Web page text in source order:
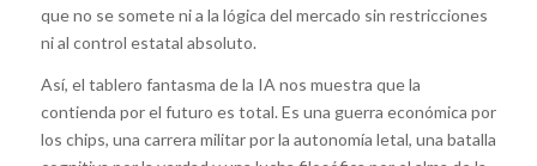
que no se somete ni a la lógica del mercado sin restricciones
ni al control estatal absoluto.
Así, el tablero fantasma de la IA nos muestra que la
contienda por el futuro es total. Es una guerra económica por
los chips, una carrera militar por la autonomía letal, una batalla